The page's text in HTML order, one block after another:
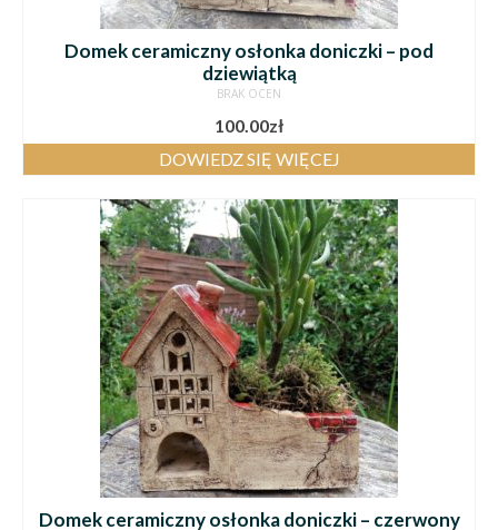
Domek ceramiczny osłonka doniczki – pod
dziewiątką
BRAK OCEN
100.00zł
DOWIEDZ SIĘ WIĘCEJ
Domek ceramiczny osłonka doniczki – czerwony